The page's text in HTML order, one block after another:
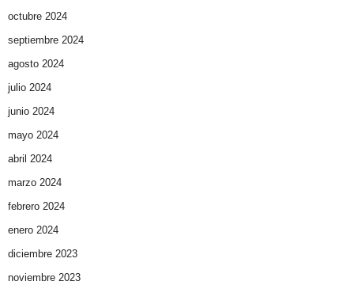
octubre 2024
septiembre 2024
agosto 2024
julio 2024
junio 2024
mayo 2024
abril 2024
marzo 2024
febrero 2024
enero 2024
diciembre 2023
noviembre 2023